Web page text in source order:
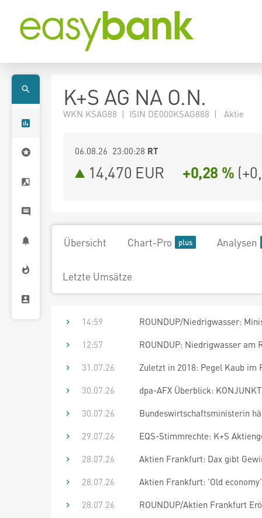
K+S AG NA O.N.
WKN KSAG88 | ISIN DE000KSAG888 | Aktie
06.08.26 23:00:28 RT
14,470 EUR +0,28 % (
Übersicht Chart-Pro Analysen
Letzte Umsätze
14:59
ROUNDUP/Niedrigwasser:
12:57
ROUNDUP: Niedrigwasser
31.07.26
Zuletzt in 2018: Pegel Kaub
30.07.26
dpa-AFX Überblick:
30.07.26
Bundeswirtschaftsministerin
29.07.26
EQS-Stimmrechte: K+S
28.07.26
Aktien Frankfurt: Dax gibt
28.07.26
Aktien Frankfurt: 'Old
28.07.26
ROUNDUP/Aktien Frankfurt